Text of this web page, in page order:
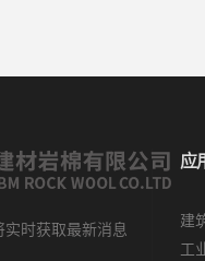
时获取最新消息
应
建
工